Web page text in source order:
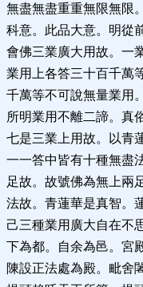
無盡無盡重重無限無限
科意。此品大意。明從
會佛三業廣大用故。一
業用上各答三十百千萬
千萬等不可說無量業用
所明業用不離二諦。真
七是三業上用故。以青
一一答中皆有十種無盡
足故。故號佛為無上兩
法故。青蓮華是真智。
己三種業用廣大自在不
下為都。自余為邑。宮
陳設正法處為殿。毗舍